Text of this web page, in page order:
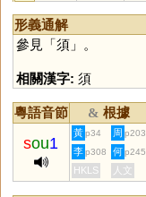
形義通解
參見「 須」。
相關漢字: 須
粵語音節 & 根據
sou1
黃 p34 周 p203
李 p308 何 p245
HKLS 人文